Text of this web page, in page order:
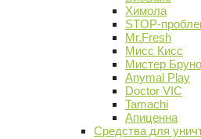
Химола
STOP-
Mr.Fresh
Мисс Кисс
Мистер Бруно
Anymal Play
Doctor VIC
Tamachi
Апиценна
Средства для